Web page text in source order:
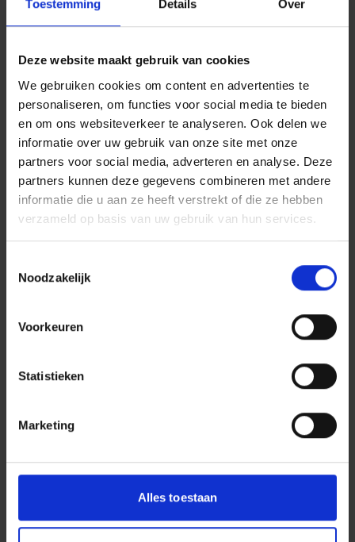
Toestemming Details Over
Deze website maakt gebruik van cookies
We gebruiken cookies om content en advertenties te
personaliseren, om functies voor social media te bieden
en om ons websiteverkeer te analyseren. Ook delen we
informatie over uw gebruik van onze site met onze
partners voor social media, adverteren en analyse. Deze
partners kunnen deze gegevens combineren met andere
informatie die u aan ze heeft verstrekt of die ze hebben
verzameld op basis van uw gebruik van hun services.
Noodzakelijk
Voorkeuren
Statistieken
Marketing
Alles toestaan
BOUW EN VASTGOED
Stefanie Stulen
Conceptontwikkelaar Blokje Op
Regio Heel Nederland
Stuur mij een email
André Hehemann